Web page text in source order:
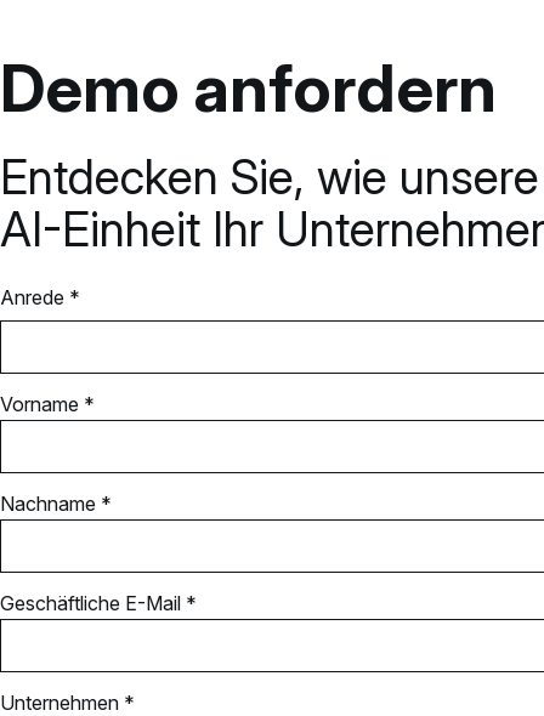
Demo anfordern
Entdecken Sie, wie
AI-Einheit Ihr
Anrede *
Vorname *
Nachname *
Geschäftliche E-Mail *
Unternehmen *